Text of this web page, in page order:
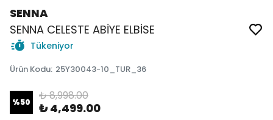
SENNA
SENNA CELESTE ABİYE ELBİSE
Tükeniyor
Ürün Kodu: 25Y30043-10_TUR_36
%50 ₺ 8,998.00
₺ 4,499.00